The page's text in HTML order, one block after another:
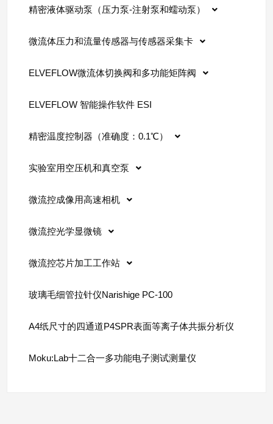
精密液体驱动泵（压力泵-注射泵和蠕动泵）
微流体压力和流量传感器与传感器采集卡
ELVEFLOW微流体切换阀和多功能矩阵阀
ELVEFLOW 智能操作软件 ESI
精密温度控制器（准确度：0.1℃）
实验室用空压机和真空泵
微流控成像用高速相机
微流控光学显微镜
微流控芯片加工工作站
玻璃毛细管拉针仪Narishige PC-100
A4纸尺寸的四通道P4SPR表面等离子体共振分析仪
Moku:Lab十二合一多功能电子测试测量仪